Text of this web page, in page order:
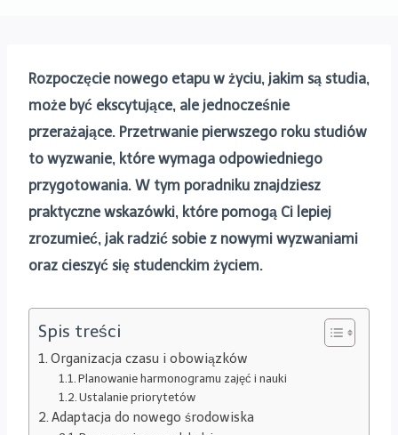
Rozpoczęcie nowego etapu w życiu, jakim są studia,
może być ekscytujące, ale jednocześnie
przerażające. Przetrwanie pierwszego roku studiów
to wyzwanie, które wymaga odpowiedniego
przygotowania. W tym poradniku znajdziesz
praktyczne wskazówki, które pomogą Ci lepiej
zrozumieć, jak radzić sobie z nowymi wyzwaniami
oraz cieszyć się studenckim życiem.
Spis treści
Organizacja czasu i obowiązków
Planowanie harmonogramu zajęć i nauki
Ustalanie priorytetów
Adaptacja do nowego środowiska